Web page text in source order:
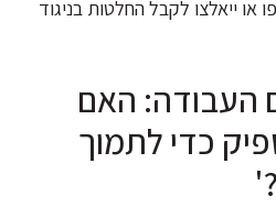
או ייאלצו לקבל החלטות בניגוד
העבודה: האם
כדי לתמוך